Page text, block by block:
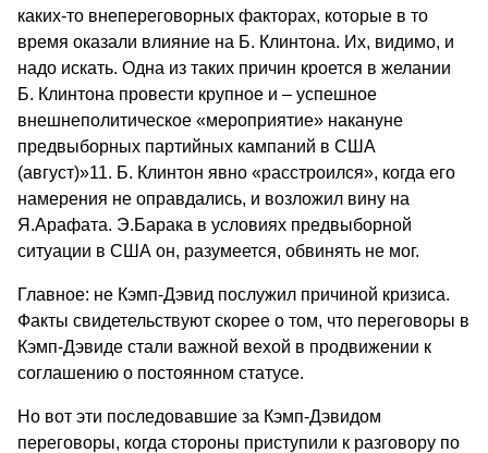
каких-то внепереговорных факторах, которые в то
время оказали влияние на Б. Клинтона. Их, видимо, и
надо искать. Одна из таких причин кроется в желании
Б. Клинтона провести крупное и – успешное
внешнеполитическое «мероприятие» накануне
предвыборных партийных кампаний в США
(август)»11. Б. Клинтон явно «расстроился», когда его
намерения не оправдались, и возложил вину на
Я.Арафата. Э.Барака в условиях предвыборной
ситуации в США он, разумеется, обвинять не мог.
Главное: не Кэмп-Дэвид послужил причиной кризиса.
Факты свидетельствуют скорее о том, что переговоры в
Кэмп-Дэвиде стали важной вехой в продвижении к
соглашению о постоянном статусе.
Но вот эти последовавшие за Кэмп-Дэвидом
переговоры, когда стороны приступили к разговору по